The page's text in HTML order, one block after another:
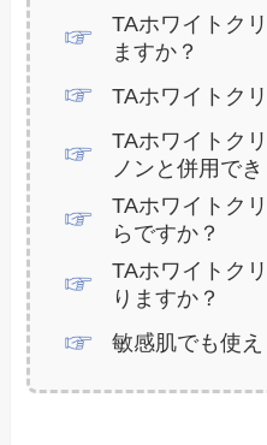
TAホワイトク
ますか？
TAホワイトク
TAホワイトク
ノンと併用で
TAホワイトク
らですか？
TAホワイトク
りますか？
敏感肌でも使え